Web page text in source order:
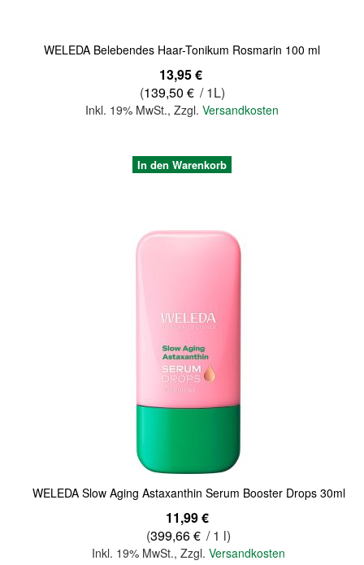
WELEDA Belebendes Haar-Tonikum Rosmarin 100 ml
13,95 €
(139,50 € / 1L)
Inkl. 19% MwSt., Zzgl. Versandkosten
In den Warenkorb
WELEDA Slow Aging Astaxanthin Serum Booster Drops 30ml
11,99 €
(399,66 € / 1 l)
Inkl. 19% MwSt.,Zzgl.Versandkosten